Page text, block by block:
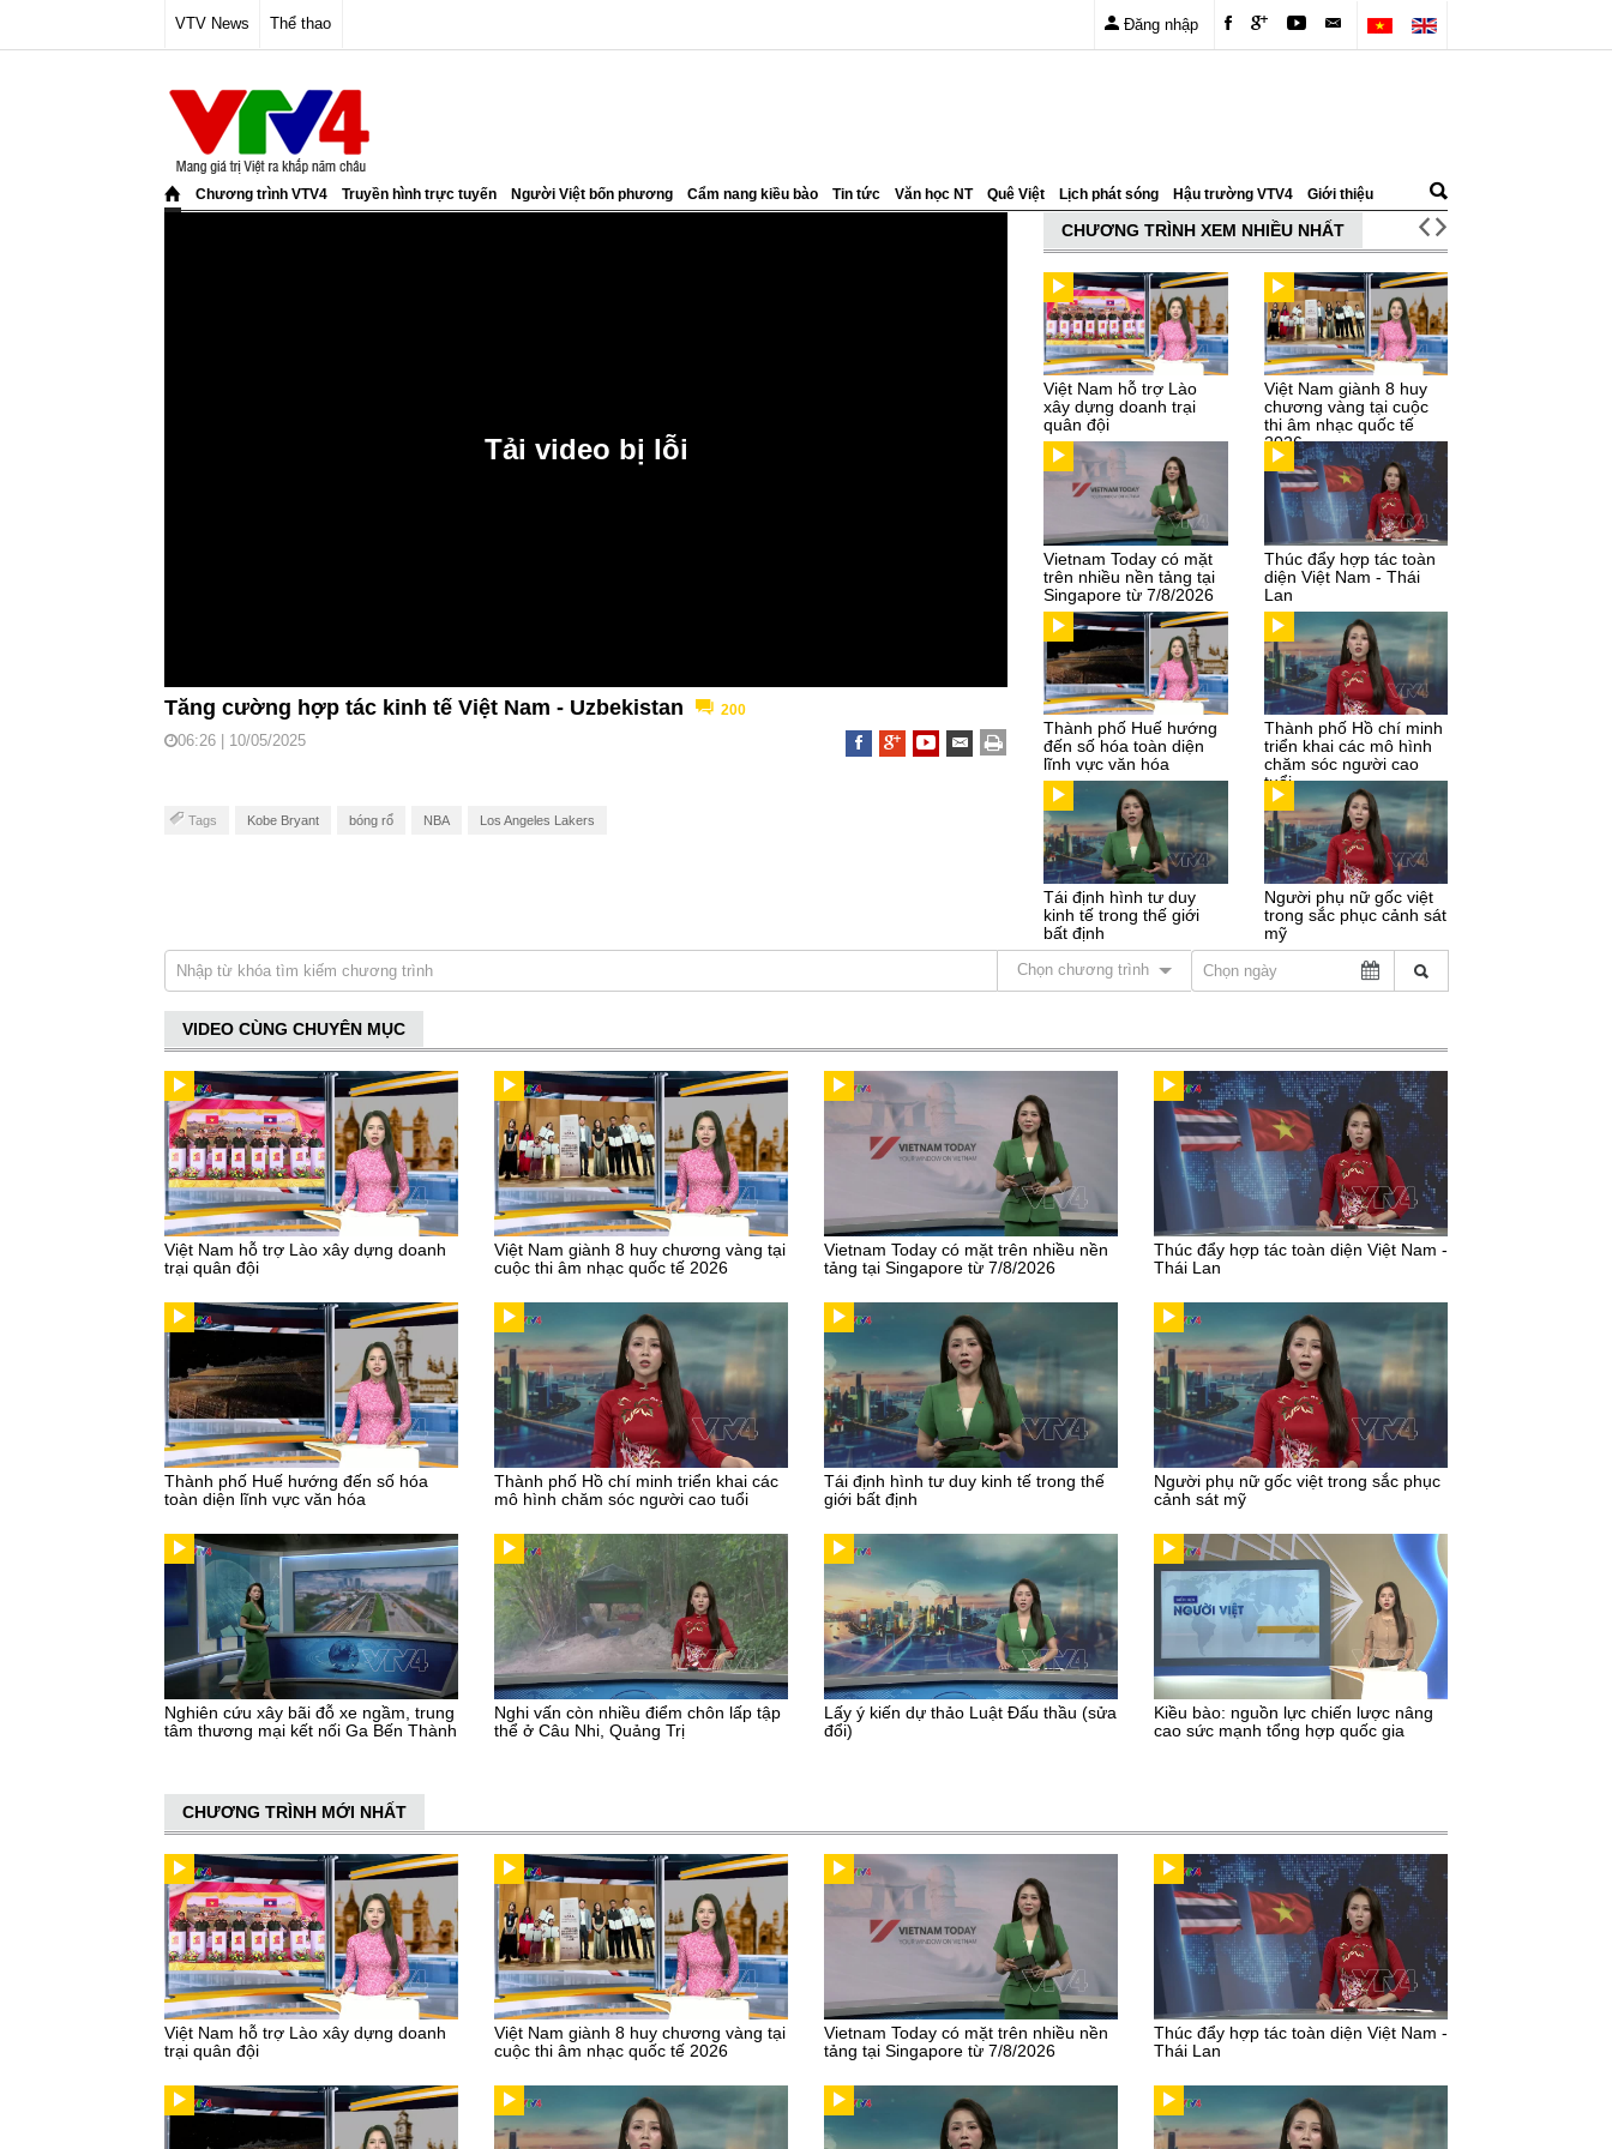
VTV News Thể thao Đăng nhập
Chương trình VTV4 Truyền hình trực tuyến Người Việt bốn phương Cẩm nang kiều bào Tin tức Văn học NT Quê Việt Lịch phát sóng Hậu trường VTV4 Giới thiệu
Tăng cường hợp tác kinh tế Việt Nam - Uzbekistan 200
06:26 | 10/05/2025
Tags Kobe Bryant bóng rổ NBA Los Angeles Lakers
CHƯƠNG TRÌNH XEM NHIỀU NHẤT
Việt Nam hỗ trợ Lào
xây dựng doanh trại
quân đội
Việt Nam giành 8 huy
chương vàng tại cuộc
thi âm nhạc quốc tế
2026
Vietnam Today có mặt
trên nhiều nền tảng tại
Singapore từ 7/8/2026
Thúc đẩy hợp tác toàn
diện Việt Nam - Thái
Lan
Thành phố Huế hướng
đến số hóa toàn diện
lĩnh vực văn hóa
Thành phố Hồ chí minh
triển khai các mô hình
chăm sóc người cao
tuổi
Tái định hình tư duy
kinh tế trong thế giới
bất định
Người phụ nữ gốc việt
trong sắc phục cảnh sát
mỹ
Chọn chương trình
VIDEO CÙNG CHUYÊN MỤC
Việt Nam hỗ trợ Lào xây dựng doanh
trại quân đội
Việt Nam giành 8 huy chương vàng tại
cuộc thi âm nhạc quốc tế 2026
Vietnam Today có mặt trên nhiều nền
tảng tại Singapore từ 7/8/2026
Thúc đẩy hợp tác toàn diện Việt Nam -
Thái Lan
Thành phố Huế hướng đến số hóa
toàn diện lĩnh vực văn hóa
Thành phố Hồ chí minh triển khai các
mô hình chăm sóc người cao tuổi
Tái định hình tư duy kinh tế trong thế
giới bất định
Người phụ nữ gốc việt trong sắc phục
cảnh sát mỹ
Nghiên cứu xây bãi đỗ xe ngầm, trung
tâm thương mại kết nối Ga Bến Thành
Nghi vấn còn nhiều điểm chôn lấp tập
thể ở Câu Nhi, Quảng Trị
Lấy ý kiến dự thảo Luật Đấu thầu (sửa
đổi)
Kiều bào: nguồn lực chiến lược nâng
cao sức mạnh tổng hợp quốc gia
CHƯƠNG TRÌNH MỚI NHẤT
Việt Nam hỗ trợ Lào xây dựng doanh
trại quân đội
Việt Nam giành 8 huy chương vàng tại
cuộc thi âm nhạc quốc tế 2026
Vietnam Today có mặt trên nhiều nền
tảng tại Singapore từ 7/8/2026
Thúc đẩy hợp tác toàn diện Việt Nam -
Thái Lan